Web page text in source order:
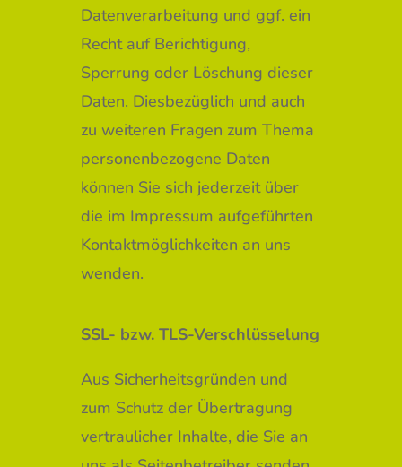
Datenverarbeitung und ggf. ein
Recht auf Berichtigung,
Sperrung oder Löschung dieser
Daten. Diesbezüglich und auch
zu weiteren Fragen zum Thema
personenbezogene Daten
können Sie sich jederzeit über
die im Impressum aufgeführten
Kontaktmöglichkeiten an uns
wenden.
SSL- bzw. TLS-Verschlüsselung
Aus Sicherheitsgründen und
zum Schutz der Übertragung
vertraulicher Inhalte, die Sie an